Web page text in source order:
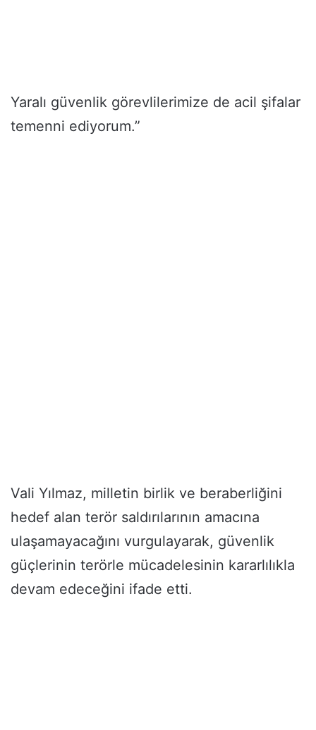
Yaralı güvenlik görevlilerimize de acil şifalar
temenni ediyorum.”
Vali Yılmaz, milletin birlik ve beraberliğini
hedef alan terör saldırılarının amacına
ulaşamayacağını vurgulayarak, güvenlik
güçlerinin terörle mücadelesinin kararlılıkla
devam edeceğini ifade etti.